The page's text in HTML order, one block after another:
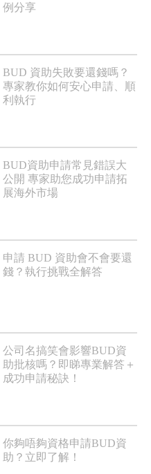
例分享
BUD 資助失敗要還錢嗎？
專家教你如何安心申請、順
利執行
BUD資助申請常見錯誤大
公開 專家助您成功申請拓
展海外市場
申請 BUD 資助會不會要還
錢？執行挑戰全解答
公司名搞笑會影響BUD資
助批核嗎？即睇專業解答＋
成功申請秘訣！
你夠唔夠資格申請BUD資
助？立即了解！